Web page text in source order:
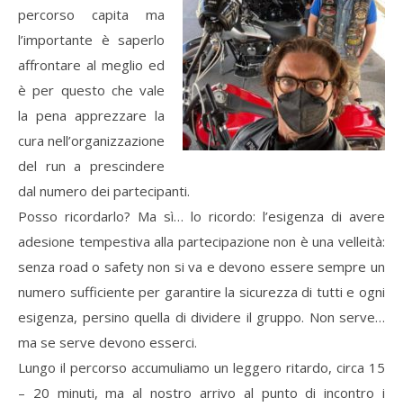
percorso capita ma
l’importante è saperlo
affrontare al meglio ed
è per questo che vale
la pena apprezzare la
cura nell’organizzazione
del run a prescindere
dal numero dei partecipanti.
Posso ricordarlo? Ma sì… lo ricordo: l’esigenza di avere
adesione tempestiva alla partecipazione non è una velleità:
senza road o safety non si va e devono essere sempre un
numero sufficiente per garantire la sicurezza di tutti e ogni
esigenza, persino quella di dividere il gruppo. Non serve…
ma se serve devono esserci.
Lungo il percorso accumuliamo un leggero ritardo, circa 15
– 20 minuti, ma al nostro arrivo al punto di incontro i